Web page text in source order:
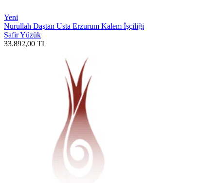
Yeni
Nurullah Daştan Usta Erzurum Kalem İşçiliği
Safir Yüzük
33.892,00 TL